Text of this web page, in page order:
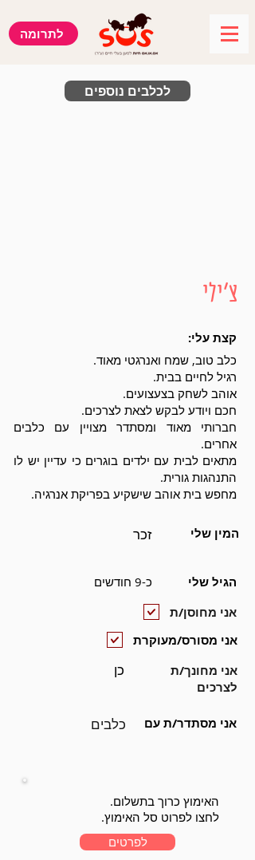
לתרומה
לכלבים נוספים
צ'ילי
קצת עלי:
כלב טוב, שמח ואנרגטי מאוד.
רגיל לחיים בבית.
אוהב לשחק בצעצועים.
חכם ויודע לבקש לצאת לצרכים.
חברותי מאוד ומסתדר מצויין עם כלבים
אחרים.
מתאים לבית עם ילדים בוגרים כי עדיין יש לו
התנהגות גורית.
מחפש בית אוהב שישקיע בפריקת אנרגיה.
זכר המין שלי
כ-9 חודשים
הגיל שלי
אני מחוסן/ת
אני מסורס/מעוקרת
כן
אני מחונך/ת
לצרכים
כלבים אני מסתדר/ת עם
האימוץ כרוך בתשלום.
לחצו לפרוט סל האימוץ.
לפרטים